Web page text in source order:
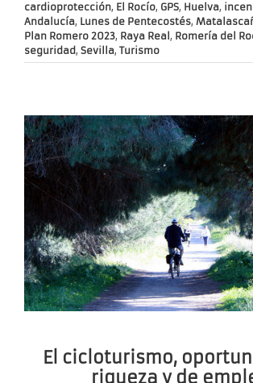
cardioprotección, El Rocío, GPS, Huelva,
Andalucía, Lunes de Pentecostés,
Plan Romero 2023, Raya Real , Romería del
seguridad, Sevilla, Turismo
El cicloturismo,
riqueza y de